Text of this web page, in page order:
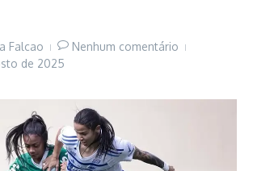
Falcao
Nenhum comentário
de 2025